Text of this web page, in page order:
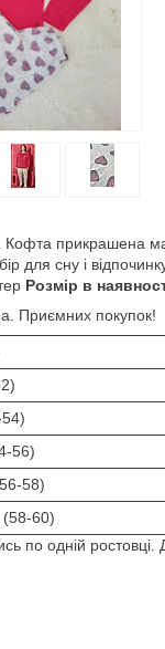
Кофта прикрашена
для сну і
Розмір в
Приємних покупок!
56)
58)
60)
по одній ростовці.